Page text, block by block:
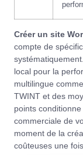
Créer un site
compte de
local pour la
multilingue
TWINT et des
points
commerciale de
moment de la
coûteuses une